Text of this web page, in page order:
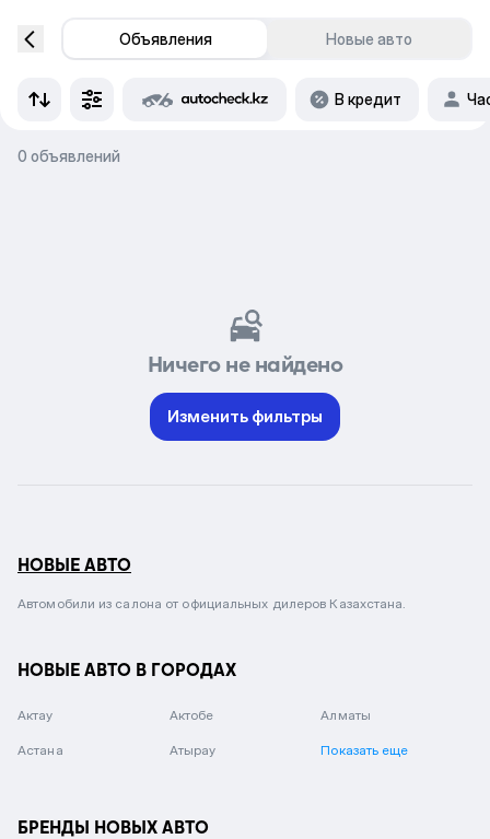
Объявления Новые авто
В кредит
0 объявлений
Ничего не найдено
Изменить фильтры
НОВЫЕ АВТО
Автомобили из салона от официальных дилеров Казахстана.
НОВЫЕ АВТО В ГОРОДАХ
Актау Актобе Алматы
Астана Атырау Показать еще
БРЕНДЫ НОВЫХ АВТО